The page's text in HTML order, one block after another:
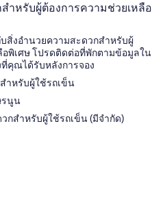
ำหรับผู้ต้องการความช่วยเหลือ
สิ่งอำนวยความสะดวกสำหรับผู้
อพิเศษ โปรดติดต่อที่พักตามข้อมูลใน
คุณได้รับหลังการจอง
ำหรับผู้ใช้รถเข็น
รนูน
กสำหรับผู้ใช้รถเข็น (มีจำกัด)